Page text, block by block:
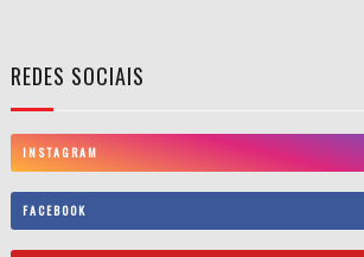
REDES SOCIAIS
INSTAGRAM
FACEBOOK